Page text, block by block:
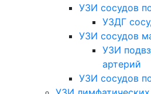
УЗИ сосудов
УЗДГ
УЗИ сосудов
УЗИ
артерий
УЗИ сосудов